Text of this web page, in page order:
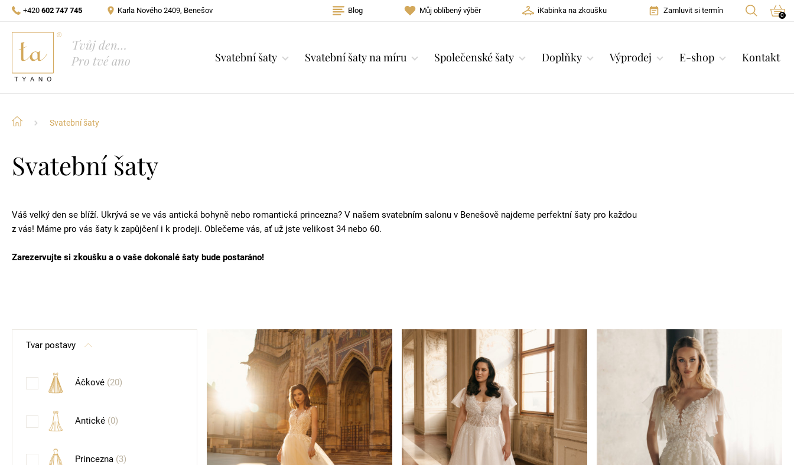
+420 602 747 745 Karla Nového 2409, Benešov
Tvůj den…
Pro tvé ano
Blog Můj oblíbený výběr iKabinka na zkoušku Zamluvit si termín
Svatební šaty Svatební šaty na míru Společenské šaty Doplňky Výprodej E-shop Kontakt
0
Svatební šaty
Svatební šaty
Váš velký den se blíží. Ukrývá se ve vás antická bohyně nebo romantická princezna? V našem svatebním salonu v Benešově najdeme perfektní šaty pro každou
z vás! Máme pro vás šaty k zapůjčení i k prodeji. Oblečeme vás, ať už jste velikost 34 nebo 60.
Zarezervujte si zkoušku a o vaše dokonalé šaty bude postaráno!
Tvar postavy
Áčkové (20)
Antické (0)
Princezna (3)